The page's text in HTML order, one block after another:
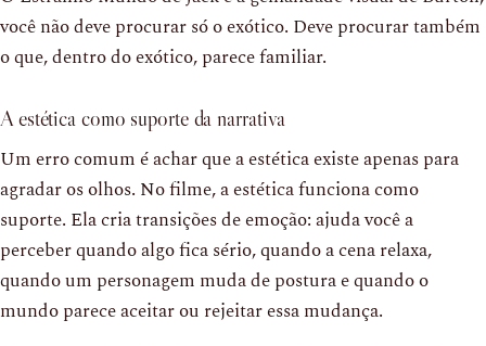
você não deve procurar só o exótico. Deve procurar também
o que, dentro do exótico, parece familiar.
A estética como suporte da narrativa
Um erro comum é achar que a estética existe apenas para
agradar os olhos. No filme, a estética funciona como
suporte. Ela cria transições de emoção: ajuda você a
perceber quando algo fica sério, quando a cena relaxa,
quando um personagem muda de postura e quando o
mundo parece aceitar ou rejeitar essa mudança.